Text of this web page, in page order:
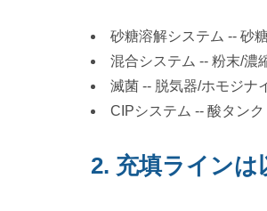
砂糖溶解システム -- 砂
混合システム -- 粉末/濃
滅菌 -- 脱気器/ホモジナ
CIPシステム -- 酸タン
2. 充填ライン